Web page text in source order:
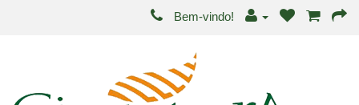
Bem-vindo!